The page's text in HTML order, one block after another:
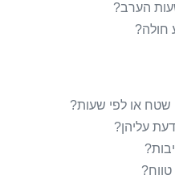
הערב?
או לפי שעות?
עליהן?